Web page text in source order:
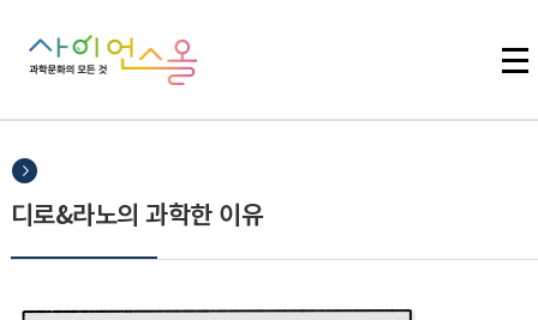
디로&라노의 과학한 이유